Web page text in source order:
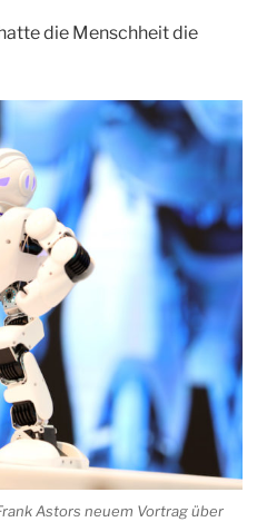
die Menschheit die
Astors neuem Vortrag über